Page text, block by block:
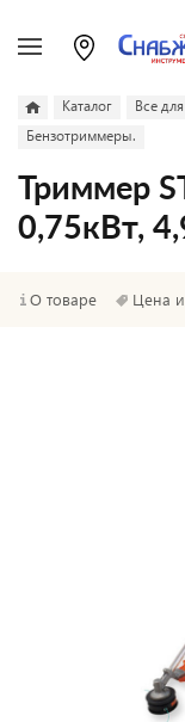
Каталог Все
Бензотриммеры.
Триммер
0,75кВт,
О товаре Цена и